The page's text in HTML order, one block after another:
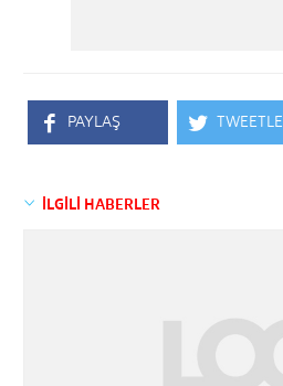
PAYLAŞ TWEETLE
İLGİLİ HABERLER